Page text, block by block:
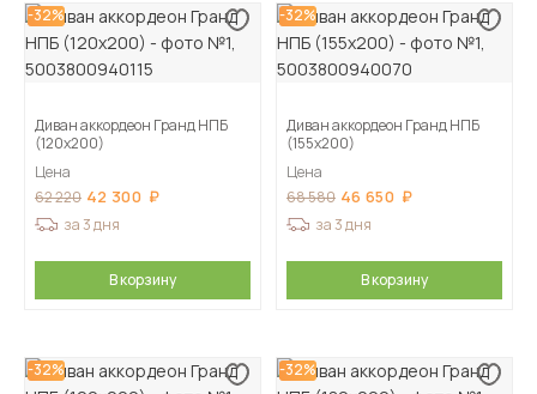
-32%
Диван аккордеон Гранд НПБ
(120х200)
Цена
62 220 42 300
за 3 дня
В корзину
-32%
Диван аккордеон Гранд НПБ
(155х200)
Цена
68 580 46 650
за 3 дня
В корзину
-32% -32%